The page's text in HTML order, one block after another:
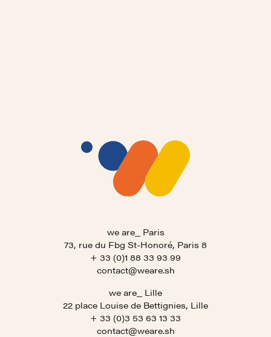
we are_ Paris
73, rue du Fbg St-Honoré, Paris 8
+ 33 (0)1 88 33 93 99
contact@weare.sh
we are_ Lille
22 place Louise de Bettignies, Lille
+ 33 (0)3 53 63 13 33
contact@weare.sh